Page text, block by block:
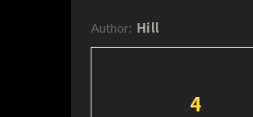
Author: Hill
4